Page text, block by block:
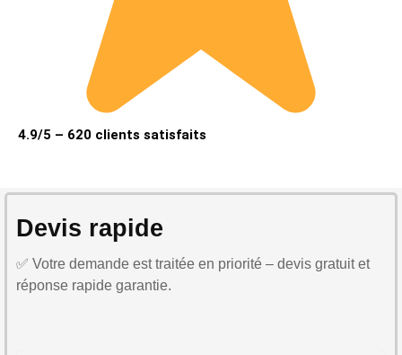
4.9/5 – 620 clients satisfaits
Devis rapide
✅ Votre demande est traitée en priorité – devis gratuit et
réponse rapide garantie.